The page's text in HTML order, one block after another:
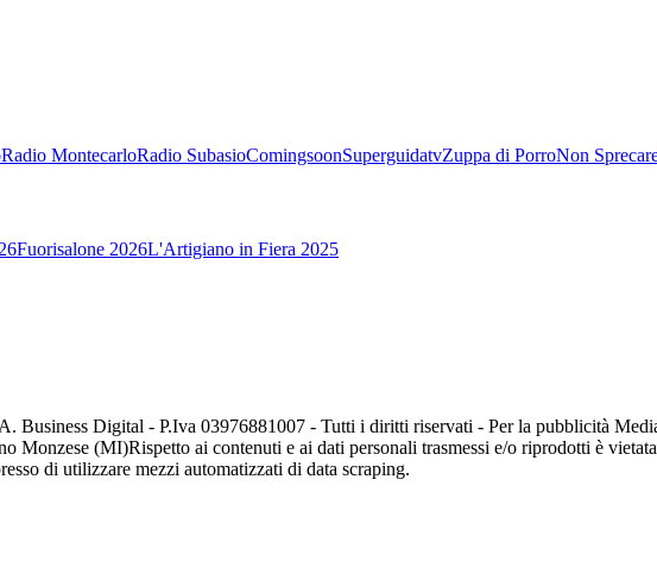
Radio MontecarloRadio SubasioComingsoonSuperguidatvZuppa di PorroNon
Fuorisalone 2026L'Artigiano in Fiera 2025
Business Digital - P.Iva 03976881007 - Tutti i diritti riservati - Per la pubblicità
Monzese (MI)Rispetto ai contenuti e ai dati personali trasmessi e/o riprodotti è
di utilizzare mezzi automatizzati di data scraping.